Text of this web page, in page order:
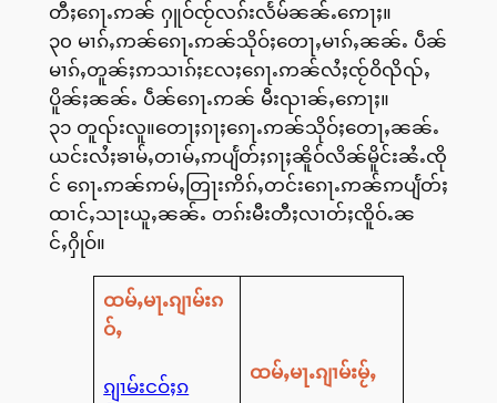
တီႈၵေႃႉဢၼ် ႁူဝ်ၸႂ်လၵ်းလႅမ်ၼၼ်ႉဢေႃႈ။
၃၀ မၢၵ်ႇဢၼ်ၵေႃႉဢၼ်သိုဝ်ႈတေႃႇမၢၵ်ႇၼၼ်ႉ ပဵၼ်
မၢၵ်ႇတူၼ်ႈဢသၢၵ်ႈလႄႈၵေႃႉဢၼ်လႆႈၸႂ်ဝိၺိၺ်ႇ
ပိူၼ်ႈၼၼ်ႉ ပဵၼ်ၵေႃႉဢၼ် မီးၺၢၼ်ႇဢေႃႈ။
၃၁ တူၺ်းလူ။တေႃႈၵႃႈၵေႃႉဢၼ်သိုဝ်ႈတေႃႇၼၼ်ႉ
ယင်းလႆႈၶၢမ်ႇတၢမ်ႇဢပျႅတ်ႈၵႃႈၼိူဝ်လိၼ်မိူင်းၼႆႉၸို
င် ၵေႃႉဢၼ်ဢမ်ႇတြႃးဢိၵ်ႇတင်းၵေႃႉဢၼ်ဢပျႅတ်ႈ
ထၢင်ႇသႃးယူႇၼၼ်ႉ တၵ်းမီးတီႈလၢတ်ႈၸိူဝ်ႉၼ
င်ႇႁိုဝ်။
ထမ်ႇမႃႉၵျၢမ်းၵ
ဝ်ႇ
ၵျၢမ်းငဝ်ႈၵ
ထမ်ႇမႃႉၵျၢမ်းမႂ်ႇ